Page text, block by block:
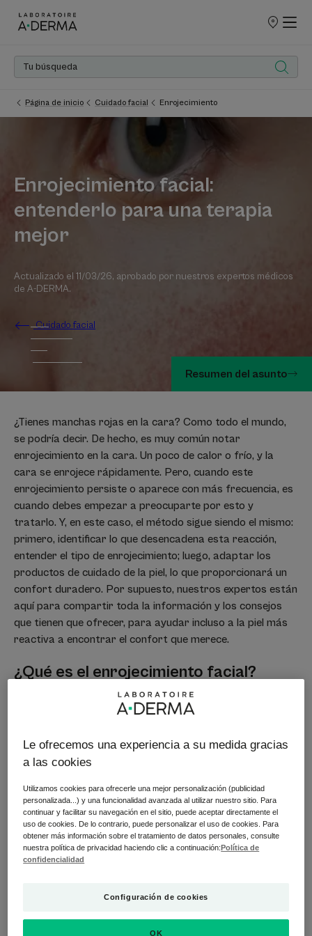
PUNTOS
Página de inicio Cuidado facial Enrojecimiento
Enrojecimiento facial:
entenderlo para una terapia
mejor
Actualizado el 11/03/26, aprobado por nuestros expertos médicos
de A-DERMA.
Cuidado facial
Resumen del asunto
¿Tienes manchas rojas en la cara? Como todo el mundo,
se podría decir. De hecho, es muy común notar
enrojecimiento en la cara. Un poco de calor o frío, y la
cara se enrojece rápidamente. Pero, cuando este
enrojecimiento persiste o aparece con más frecuencia, es
cuando debes empezar a preocuparte por esto y
tratarlo. Y, en este caso, el método sigue siendo el mismo:
primero, identificar lo que desencadena esta reacción,
entender el tipo de enrojecimiento; luego, adaptar los
productos de cuidado de la piel, lo que proporcionará un
confort duradero. Por supuesto, nuestros expertos están
aquí para compartir toda la información y los consejos
que tienen que ofrecer, para ayudar incluso a la piel más
reactiva a encontrar el confort que merece.
¿Qué es el enrojecimiento facial?
El enrojecimiento de la cara se produce cuando la piel se
vuelve roja, más o menos brillante. Puede afectar a una
barbilla) o extenderse por todo el rostro. A veces,
escucharás palabras más técnicas para describir este
enrojecimiento facial: eritrosis, eritema facial, cuperosis o
rosácea. Este enrojecimiento se debe a una dilatación de
los vasos sanguíneos más pequeños en una capa más
profunda de la piel, llamada dermis.
¿Qué causa este enrojecimiento?
Si tienes enrojecimiento en la cara, puede deberse a la
frágil, además de una afección permanente o temporal.
Le ofrecemos una experiencia a su medida gracias
a las cookies
Utilizamos cookies para ofrecerle una mejor personalización (publicidad
personalizada...) y una funcionalidad avanzada al utilizar nuestro sitio. Para
continuar y facilitar su navegación en el sitio, puede aceptar directamente el
uso de cookies. De lo contrario, puede personalizar el uso de cookies. Para
obtener más información sobre el tratamiento de datos personales, consulte
nuestra política de privacidad haciendo clic a continuación:Política de
confidencialidad
Configuración de cookies
OK